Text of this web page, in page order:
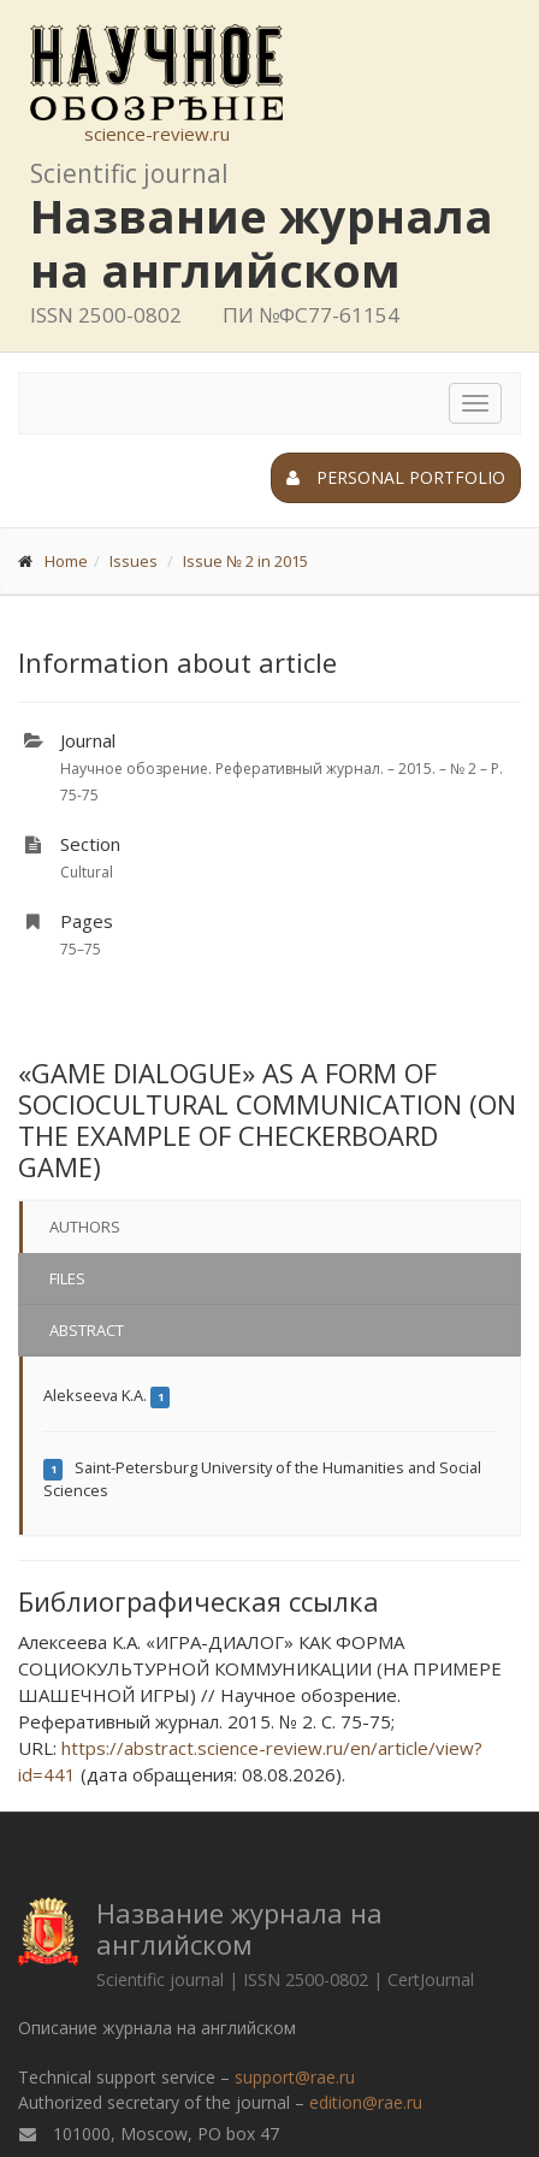
science-review.ru
Scientific journal
Название журнала
на английском
ISSN 2500-0802 ПИ №ФС77-61154
Toggle
PERSONAL PORTFOLIO
Home Issues Issue № 2 in 2015
Information about article
Journal
Научное обозрение. Реферативный журнал. – 2015. – № 2 – P.
75-75
Section
Cultural
Pages
75–75
«GAME DIALOGUE» AS A FORM OF
SOCIOCULTURAL COMMUNICATION (ON
THE EXAMPLE OF CHECKERBOARD
GAME)
AUTHORS
FILES
ABSTRACT
Alekseeva K.A. 1
1
Saint-Petersburg University of the Humanities and Social
Sciences
Библиографическая ссылка
Алексеева К.А. «ИГРА-ДИАЛОГ» КАК ФОРМА
СОЦИОКУЛЬТУРНОЙ КОММУНИКАЦИИ (НА ПРИМЕРЕ
ШАШЕЧНОЙ ИГРЫ) // Научное обозрение.
Реферативный журнал. 2015. № 2. С. 75-75;
URL: https://abstract.science-review.ru/en/article/view?
id=441 (дата обращения: 08.08.2026).
Название журнала на
английском
Scientific journal | ISSN 2500-0802 | CertJournal
Описание журнала на английском
Technical support service – support@rae.ru
Authorized secretary of the journal – edition@rae.ru
101000, Moscow, PO box 47